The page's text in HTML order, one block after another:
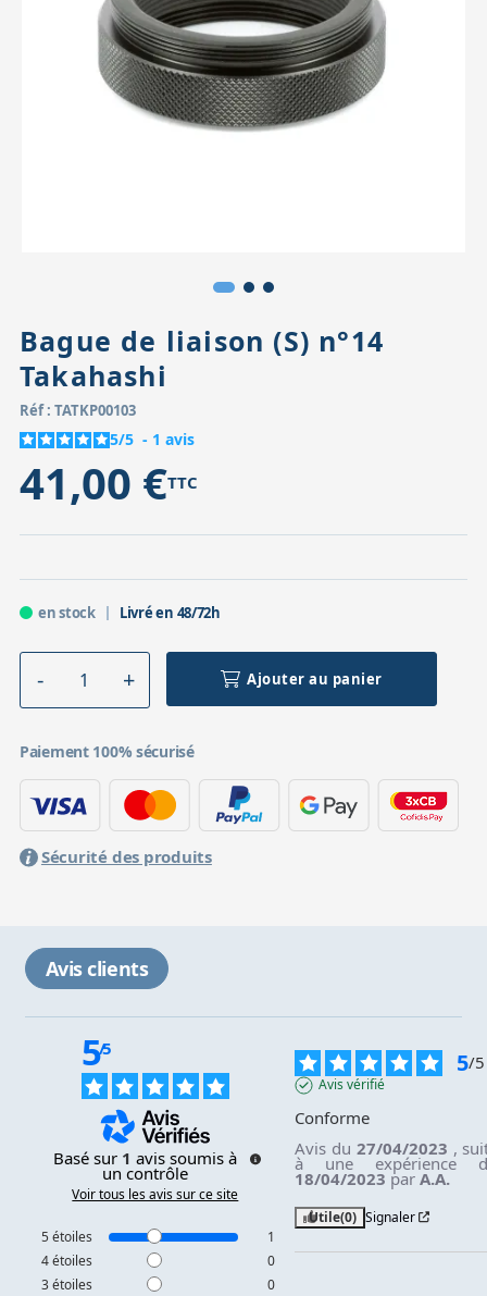
Accessoires pour montures
Têtes
Pièces détachées
Bague de liaison (S) n°14
Takahashi
Réf : TATKP00103
5/5 - 1 avis
41,00 €TTC
en stock Livré en 48/72h
Ajouter au panier
Paiement 100% sécurisé
Sécurité des produits
Avis clients
5/5
Basé sur 1 avis soumis à
un contrôle
Voir tous les avis sur ce site
5étoiles
1
4étoiles
0
3étoiles
0
5/5
Avis vérifié
Conforme
Avis du 27/04/2023 ,
à une expérience
18/04/2023 parA.A.
Utile(0) Signaler